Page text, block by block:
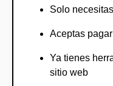
Solo
Aceptas
Ya tienes
sitio web